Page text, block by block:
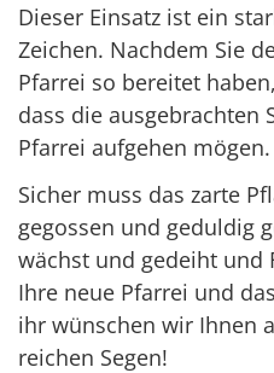
Dieser Einsatz ist ein
Zeichen. Nachdem Sie
Pfarrei so bereitet
dass die ausgebrachten
Pfarrei aufgehen mögen.
Sicher muss das zarte
gegossen und geduldig
wächst und gedeiht und
Ihre neue Pfarrei und
ihr wünschen wir Ihnen
reichen Segen!